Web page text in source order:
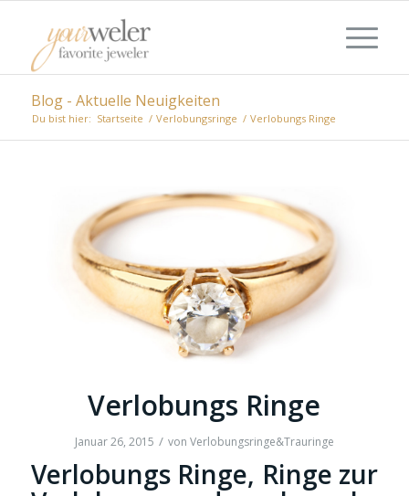
Blog - Aktuelle Neuigkeiten
Du bist hier: Startseite / Verlobungsringe / Verlobungs Ringe
Verlobungs Ringe
Januar 26, 2015 / von Verlobungsringe&Trauringe
Verlobungs Ringe, Ringe zur